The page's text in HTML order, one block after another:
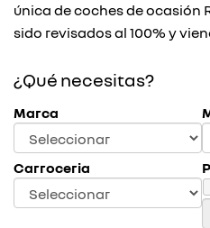
única de coches de ocasión
sido revisados al 100% y
¿Qué necesitas?
Marca
Carroceria